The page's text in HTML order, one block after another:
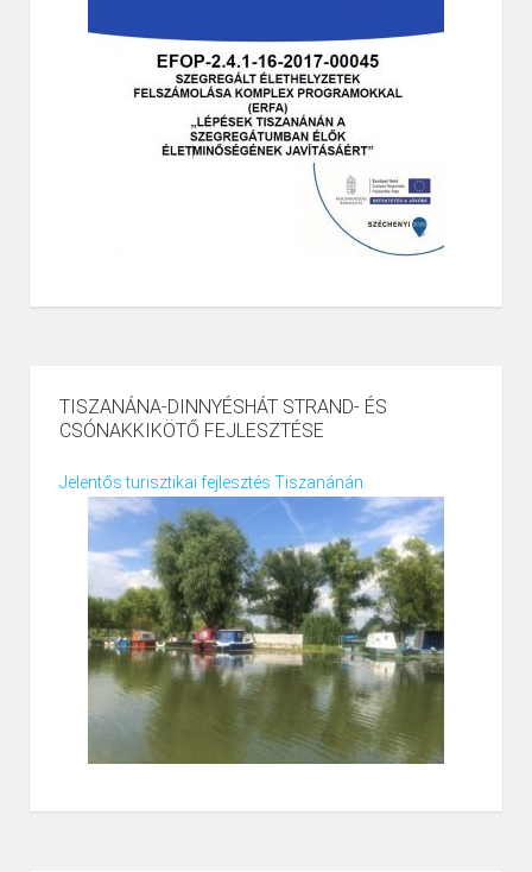
TISZANÁNA-DINNYÉSHÁT STRAND- ÉS
CSÓNAKKIKÖTŐ FEJLESZTÉSE
Jelentős turisztikai fejlesztés Tiszanánán